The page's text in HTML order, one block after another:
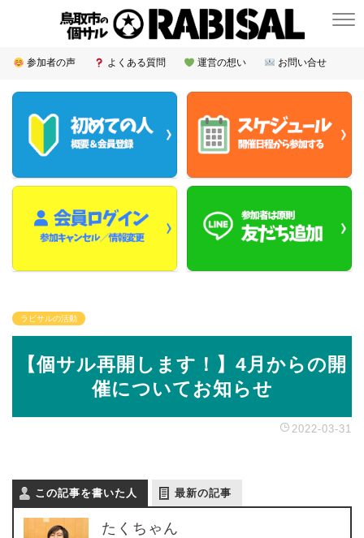
参加者の声 よくある質問 運営の想い お問い合せ
ラビサルの活動
【個サル再開します！】4月からの開
催についてお知らせ
2022-03-31
この記事を書いた人 最新の記事
たくちゃん